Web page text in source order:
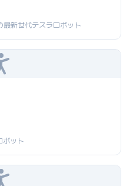
新世代テスラロボット
ボット